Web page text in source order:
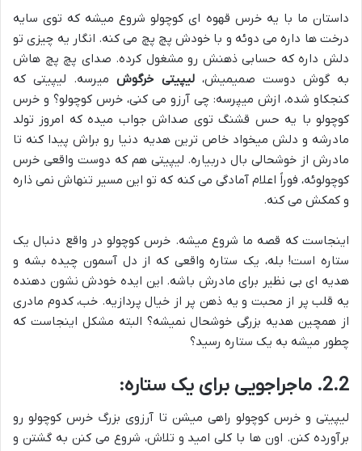
داستان ما با یه خرس قهوه ای کوچولو شروع میشه که توی سایه
درخت ها داره می دوئه و با خودش پچ پچ می کنه. انگار یه چیزی تو
دلش داره که حسابی ذهنش رو مشغول کرده. صدای پچ پچ هاش
به گوش دوست صمیمیش،لیپیتی خرگوشمیرسه. لیپیتی که
کنجکاو شده، ازش میپرسه: چی آرزو می کنی، خرس کوچولو؟ و خرس
کوچولو با یه حس قشنگ توی صداش جواب میده که امروز تولد
مادرشه و دلش میخواد خاص ترین هدیه دنیا رو براش پیدا کنه تا
مادرش از خوشحالی بال دربیاره. لیپیتی هم که دوست واقعی خرس
کوچولوئه، فوراً اعلام آمادگی می کنه که تو این مسیر تنهاش نمی ذاره
و کمکش می کنه.
اینجاست که قصه ما شروع میشه. خرس کوچولو در واقع دنبال یک
ستاره است! بله، یک ستاره واقعی که از دل آسمون چیده بشه و
هدیه ای بی نظیر برای مادرش باشه. این ایده خودش نشون دهنده
یه قلب پر از محبت و یه ذهن پر از خیال پردازیه. خب، کدوم مادری
از همچین هدیه بزرگی خوشحال نمیشه؟ البته مشکل اینجاست که
چطور میشه به یک ستاره رسید؟
2.2. ماجراجویی برای یک ستاره:
لیپیتی و خرس کوچولو راهی میشن تا آرزوی بزرگ خرس کوچولو رو
برآورده کنن. اون ها با کلی امید و تلاش، شروع می کنن به گشتن و